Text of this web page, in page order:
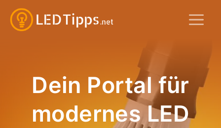
Zum
Inhalt
Dein Portal für
modernes LED